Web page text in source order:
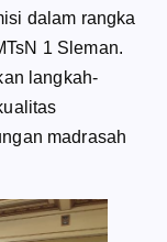
dalam rangka
1 Sleman.
langkah-
madrasah